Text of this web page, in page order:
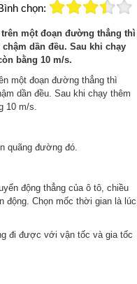
chọn:
một đoạn đường thẳng thì
dần đều. Sau khi chạy
bằng 10 m/s.
một đoạn đường thẳng thì
dần đều. Sau khi chạy thêm
10 m/s.
quãng đường đó.
động thẳng của ô tô, chiều
động. Chọn mốc thời gian là lúc
đi được với vận tốc và gia tốc